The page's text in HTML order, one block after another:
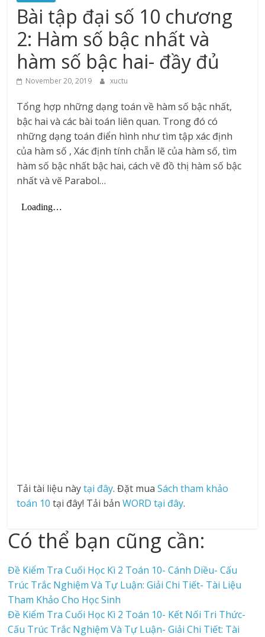
Bài tập đại số 10 chương
2: Hàm số bậc nhất và
hàm số bậc hai- đầy đủ
November 20, 2019 xuctu
Tổng hợp những dạng toán về hàm số bậc nhất,
bậc hai và các bài toán liên quan. Trong đó có
những dạng toán điển hình như tìm tập xác định
của hàm số , Xác định tính chẵn lẽ của hàm số, tìm
hàm số bậc nhất bậc hai, cách vẽ đồ thị hàm số bậc
nhất và vẽ Parabol…
Tải tài liệu nàytại đây. Đặt muaSách tham khảo
toán 10 tại đây! Tải bảnWORD tại đây.
Có thể bạn cũng cần:
Đề Kiểm Tra Cuối Học Kì 2 Toán 10- Cánh Diều- Cấu
Trúc Trắc Nghiệm Và Tự Luận: Giải Chi Tiết- Tài Liệu
Tham Khảo Cho Học Sinh
Đề Kiểm Tra Cuối Học Kì 2 Toán 10- Kết Nối Tri Thức-
Cấu Trúc Trắc Nghiệm Và Tự Luận- Giải Chi Tiết: Tài